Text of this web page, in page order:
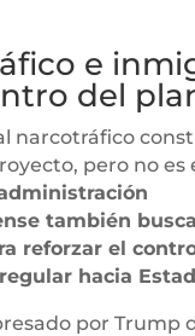
e
del
narcotráfico
pero no es
también
reforzar el
hacia
por Trump